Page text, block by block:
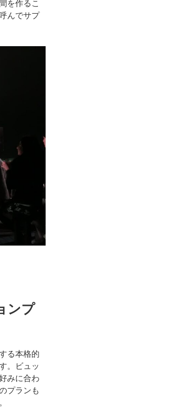
を作るこ
んでサプ
ンプ
る本格的
。ビュッ
みに合わ
プランも